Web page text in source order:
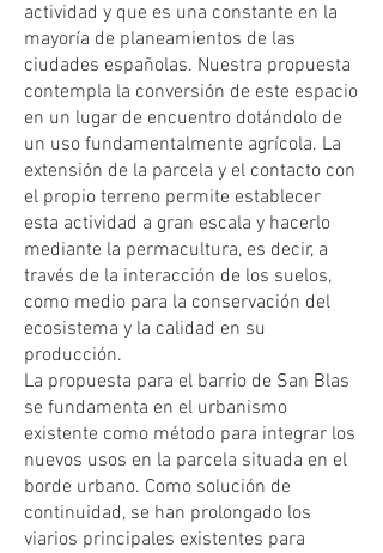
actividad y que es una constante en la
mayoría de planeamientos de las
ciudades españolas. Nuestra propuesta
contempla la conversión de este espacio
en un lugar de encuentro dotándolo de
un uso fundamentalmente agrícola. La
extensión de la parcela y el contacto con
el propio terreno permite establecer
esta actividad a gran escala y hacerlo
mediante la permacultura, es decir, a
través de la interacción de los suelos,
como medio para la conservación del
ecosistema y la calidad en su
producción.
La propuesta para el barrio de San Blas
se fundamenta en el urbanismo
existente como método para integrar los
nuevos usos en la parcela situada en el
borde urbano. Como solución de
continuidad, se han prolongado los
viarios principales existentes para